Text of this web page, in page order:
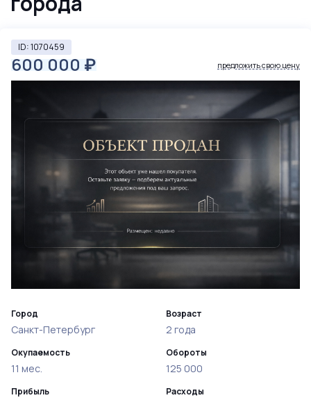
ID: 1070459
600 000 ₽ предложить свою цену
Город
Санкт-Петербург
Окупаемость
11 мес.
Прибыль
Возраст
2 года
Обороты
125 000
Расходы